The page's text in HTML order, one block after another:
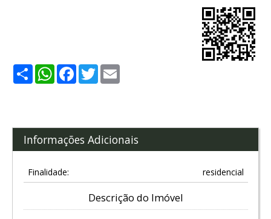
ShareWhatsApp
Facebook
Twitter
Informações Adicionais
Finalidade: residencial
Descrição do Imóvel